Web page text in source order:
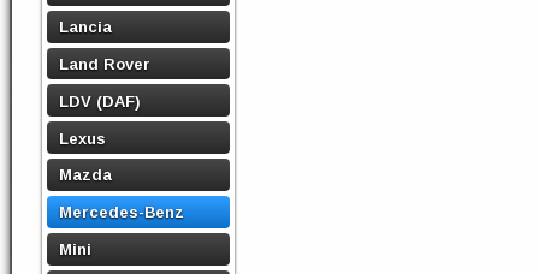
Lancia
Land Rover
LDV (DAF)
Lexus
Mazda
Mercedes-Benz
Mini